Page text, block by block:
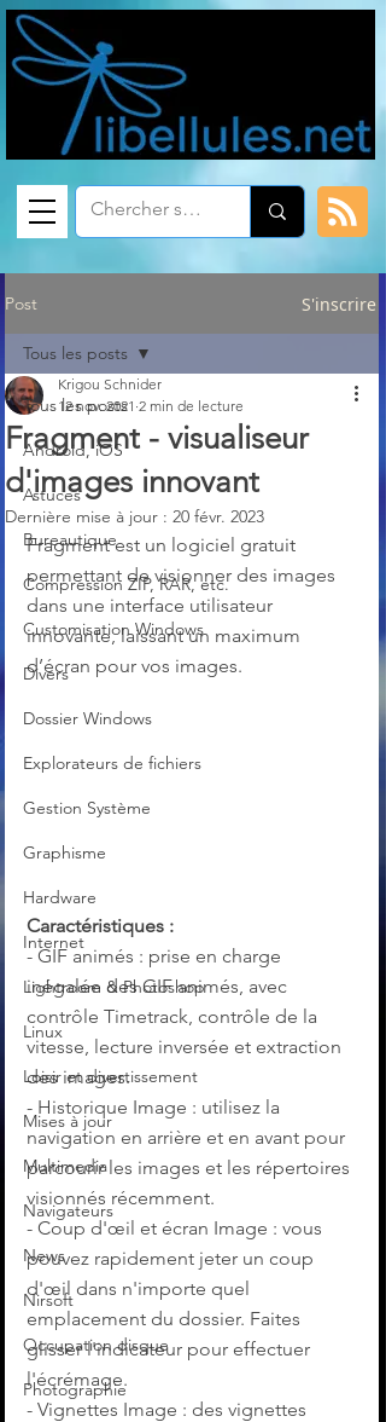
Post S'inscrire
Tous les posts
Android, iOS
Astuces
Bureautique
Compression ZIP, RAR, etc.
Customisation Windows
Divers
Dossier Windows
Explorateurs de fichiers
Gestion Système
Graphisme
Hardware
Internet
Lightroom & Photoshop
Linux
Loisir et divertissement
Mises à jour
Multimedia
Navigateurs
News
Nirsoft
Occupation disque
Photographie
Tous les posts
Fragment - visualiseur
d'images innovant
Krigou Schnider
12 nov. 2021 2 min de lecture
Dernière mise à jour : 20 févr. 2023
Fragment est un logiciel gratuit
permettant de visionner des images
dans une interface utilisateur
innovante, laissant un maximum
d’écran pour vos images.
Caractéristiques :
- GIF animés : prise en charge
inégalée des GIF animés, avec
contrôle Timetrack, contrôle de la
vitesse, lecture inversée et extraction
des images.
- Historique Image : utilisez la
navigation en arrière et en avant pour
parcourir les images et les répertoires
visionnés récemment.
- Coup d'œil et écran Image : vous
pouvez rapidement jeter un coup
d'œil dans n'importe quel
emplacement du dossier. Faites
glisser l'indicateur pour effectuer
l'écrémage.
- Vignettes Image : des vignettes